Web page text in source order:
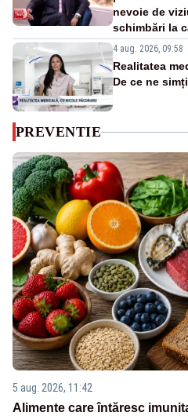
nevoie de
schimbări la
4 aug. 2026, 09:58
Realitatea
De ce ne
PREVENTIE
5 aug. 2026, 11:42
Alimente care întăresc